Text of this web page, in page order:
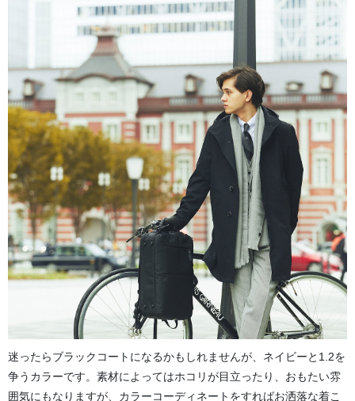
迷ったらブラックコートになるかもしれませんが、ネイビーと1.2を
争うカラーです。素材によってはホコリが目立ったり、おもたい雰
囲気にもなりますが、カラーコーディネートをすればお洒落な着こ